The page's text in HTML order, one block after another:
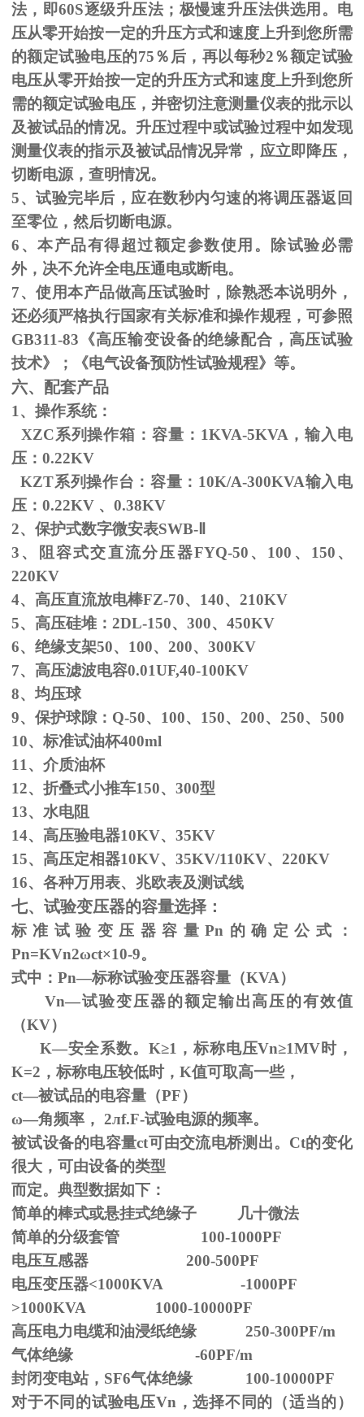
法，即60S逐级升压法；极慢速升压法供选用。电
压从零开始按一定的升压方式和速度上升到您所需
的额定试验电压的75％后，再以每秒2％额定试验
电压从零开始按一定的升压方式和速度上升到您所
需的额定试验电压，并密切注意测量仪表的批示以
及被试品的情况。升压过程中或试验过程中如发现
测量仪表的指示及被试品情况异常，应立即降压，
切断电源，查明情况。
5、试验完毕后，应在数秒内匀速的将调压器返回
至零位，然后切断电源。
6、本产品有得超过额定参数使用。除试验必需
外，决不允许全电压通电或断电。
7、使用本产品做高压试验时，除熟悉本说明外，
还必须严格执行国家有关标准和操作规程，可参照
GB311-83 《高压输变设备的绝缘配合，高压试验
技术》；《电气设备预防性试验规程》等。
六、配套产品
1、操作系统：
XZC系列操作箱：容量： 1KVA-5KVA ，输入电
压： 0.22KV
KZT系列操作台：容量： 10K/A-300KVA输入电
压： 0.22KV 、 0.38KV
2、保护式数字微安表SWB-
3、阻容式交直流分压器FYQ-50 、 100 、 150 、
220KV
4、高压直流放电棒FZ-70、 140、 210KV
5、高压硅堆： 2DL-150、 300、 450KV
6、绝缘支架50、 100、 200、 300KV
7、高压滤波电容0.01UF,40-100KV
8、均压球
9、保护球隙： Q-50、 100、 150、 200、 250、 500
10、标准试油杯400ml
11、介质油杯
12、折叠式小推车150、 300型
13、水电阻
14、高压验电器10KV、 35KV
15、高压定相器10KV、 35KV/110KV、 220KV
16、各种万用表、兆欧表及测试线
七、试验变压器的容量选择：
标准试验变压器容量Pn 的确定公式：
Pn=KVn2ωct×10-9。
式中： Pn—标称试验变压器容量（KVA）
Vn—试验变压器的额定输出高压的有效值
（KV）
K—安全系数。 K≥1，标称电压Vn≥1MV时，
K=2，标称电压较低时，K值可取高一些，
ct—被试品的电容量（PF）
ω—角频率， 2лf.F-试验电源的频率。
被试设备的电容量ct可由交流电桥测出。Ct的变化
很大，可由设备的类型
而定。典型数据如下：
简单的棒式或悬挂式绝缘子 几十微法
简单的分级套管 100-1000PF
电压互感器 200-500PF
电压变压器<1000KVA -1000PF
>1000KVA 1000-10000PF
高压电力电缆和油浸纸绝缘 250-300PF/m
气体绝缘 -60PF/m
封闭变电站，SF6气体绝缘 100-10000PF
对于不同的试验电压Vn ，选择不同的（适当的）